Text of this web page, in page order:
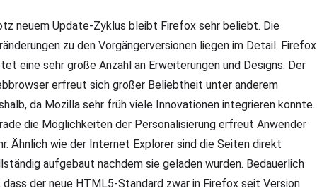
neuem Update-Zyklus bleibt Firefox sehr beliebt. Die
zu den Vorgängerversionen liegen im Detail. Firefox
eine sehr große Anzahl an Erweiterungen und Designs. Der
erfreut sich großer Beliebtheit unter anderem
da Mozilla sehr früh viele Innovationen integrieren konnte.
die Möglichkeiten der Personalisierung erfreut Anwender
Ähnlich wie der Internet Explorer sind die Seiten direkt
aufgebaut nachdem sie geladen wurden. Bedauerlich
dass der neue HTML5-Standard zwar in Firefox seit Version